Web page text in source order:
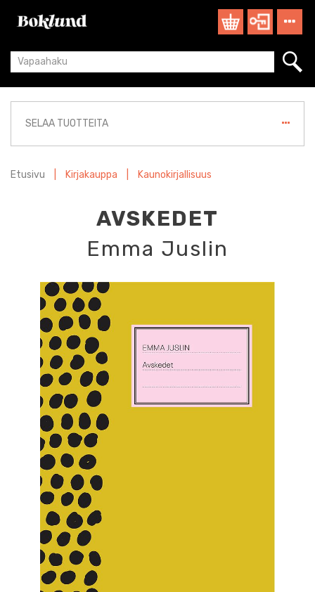
SELAA TUOTTEITA
Etusivu Kirjakauppa Kaunokirjallisuus
AVSKEDET
Emma Juslin